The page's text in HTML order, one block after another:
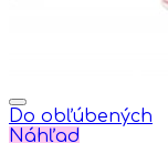
Do obľúbených
Náhľad